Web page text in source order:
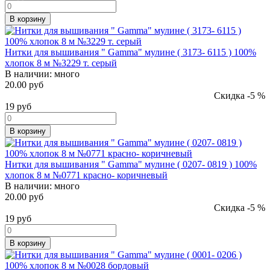
В корзину
Нитки для вышивания " Gamma" мулине ( 3173- 6115 ) 100%
хлопок 8 м №3229 т. серый
В наличии: много
20.00 руб
Скидка -5 %
19 руб
В корзину
Нитки для вышивания " Gamma" мулине ( 0207- 0819 ) 100%
хлопок 8 м №0771 красно- коричневый
В наличии: много
20.00 руб
Скидка -5 %
19 руб
В корзину